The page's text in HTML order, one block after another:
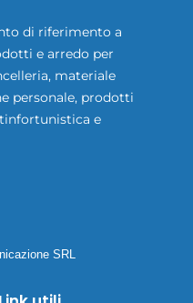
di riferimento a
e arredo per
materiale
personale, prodotti
e
SRL